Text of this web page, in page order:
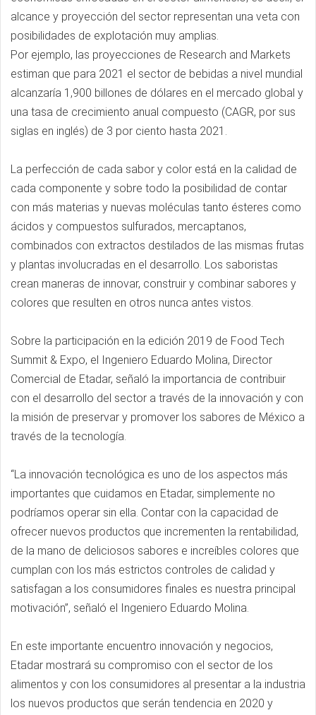
alcance y proyección del sector representan una veta con
posibilidades de explotación muy amplias.
Por ejemplo, las proyecciones de Research and Markets
estiman que para 2021 el sector de bebidas a nivel mundial
alcanzaría 1,900 billones de dólares en el mercado global y
una tasa de crecimiento anual compuesto (CAGR, por sus
siglas en inglés) de 3 por ciento hasta 2021.
La perfección de cada sabor y color está en la calidad de
cada componente y sobre todo la posibilidad de contar
con más materias y nuevas moléculas tanto ésteres como
ácidos y compuestos sulfurados, mercaptanos,
combinados con extractos destilados de las mismas frutas
y plantas involucradas en el desarrollo. Los saboristas
crean maneras de innovar, construir y combinar sabores y
colores que resulten en otros nunca antes vistos.
Sobre la participación en la edición 2019 de Food Tech
Summit & Expo, el Ingeniero Eduardo Molina, Director
Comercial de Etadar, señaló la importancia de contribuir
con el desarrollo del sector a través de la innovación y con
la misión de preservar y promover los sabores de México a
través de la tecnología.
“La innovación tecnológica es uno de los aspectos más
importantes que cuidamos en Etadar, simplemente no
podríamos operar sin ella. Contar con la capacidad de
ofrecer nuevos productos que incrementen la rentabilidad,
de la mano de deliciosos sabores e increíbles colores que
cumplan con los más estrictos controles de calidad y
satisfagan a los consumidores finales es nuestra principal
motivación”, señaló el Ingeniero Eduardo Molina.
En este importante encuentro innovación y negocios,
Etadar mostrará su compromiso con el sector de los
alimentos y con los consumidores al presentar a la industria
los nuevos productos que serán tendencia en 2020 y